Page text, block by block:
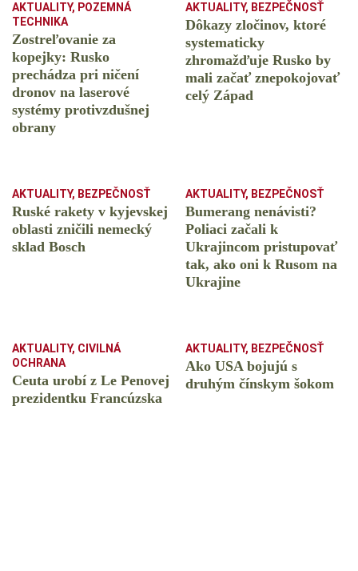
AKTUALITY, POZEMNÁ
TECHNIKA
Zostreľovanie za
kopejky: Rusko
prechádza pri ničení
dronov na laserové
systémy protivzdušnej
obrany
AKTUALITY, BEZPEČNOSŤ
Dôkazy zločinov, ktoré
systematicky
zhromažďuje Rusko by
mali začať znepokojovať
celý Západ
AKTUALITY, BEZPEČNOSŤ
Ruské rakety v kyjevskej
oblasti zničili nemecký
sklad Bosch
AKTUALITY, BEZPEČNOSŤ
Bumerang nenávisti?
Poliaci začali k
Ukrajincom pristupovať
tak, ako oni k Rusom na
Ukrajine
AKTUALITY, CIVILNÁ
OCHRANA
Ceuta urobí z Le Penovej
prezidentku Francúzska
AKTUALITY, BEZPEČNOSŤ
Ako USA bojujú s
druhým čínskym šokom